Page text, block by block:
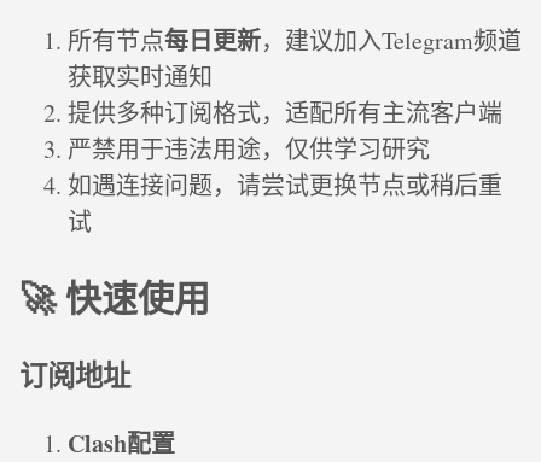
所有节点每日更新，建议加入Telegram频道
获取实时通知
提供多种订阅格式，适配所有主流客户端
严禁用于违法用途，仅供学习研究
如遇连接问题，请尝试更换节点或稍后重
试
🚀 快速使用
订阅地址
Clash配置